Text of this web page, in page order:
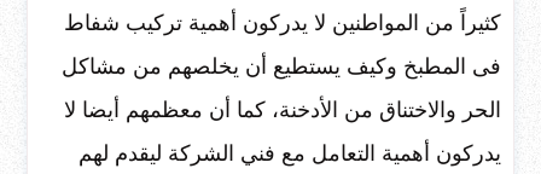
كثيراً من المواطنين لا يدركون أهمية تركيب شفاط
فى المطبخ وكيف يستطيع أن يخلصهم من مشاكل
الحر والاختناق من الأدخنة، كما أن معظمهم أيضا لا
يدركون أهمية التعامل مع فني الشركة ليقدم لهم